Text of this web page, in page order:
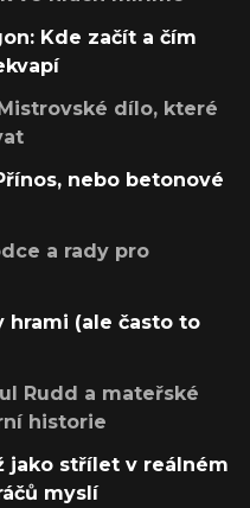
Kde začít a čím
dílo, které
nebo betonové
a rady pro
hrami (ale často to
Rudd a mateřské
historie
jako střílet v reálném
myslí